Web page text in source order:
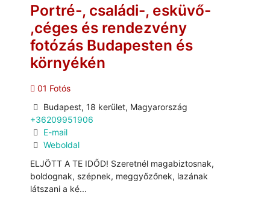
Portré-, családi-, esküvő-
,céges és rendezvény
fotózás Budapesten és
környékén
01 Fotós
Budapest, 18 kerület, Magyarország
+36209951906
E-mail
Weboldal
ELJÖTT A TE IDŐD! Szeretnél magabiztosnak,
boldognak, szépnek, meggyőzőnek, lazának
látszani a ké...